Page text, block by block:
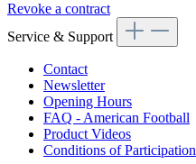
Revoke a contract
Service & Support
Contact
Newsletter
Opening Hours
FAQ - American Football
Product Videos
Conditions of Participation